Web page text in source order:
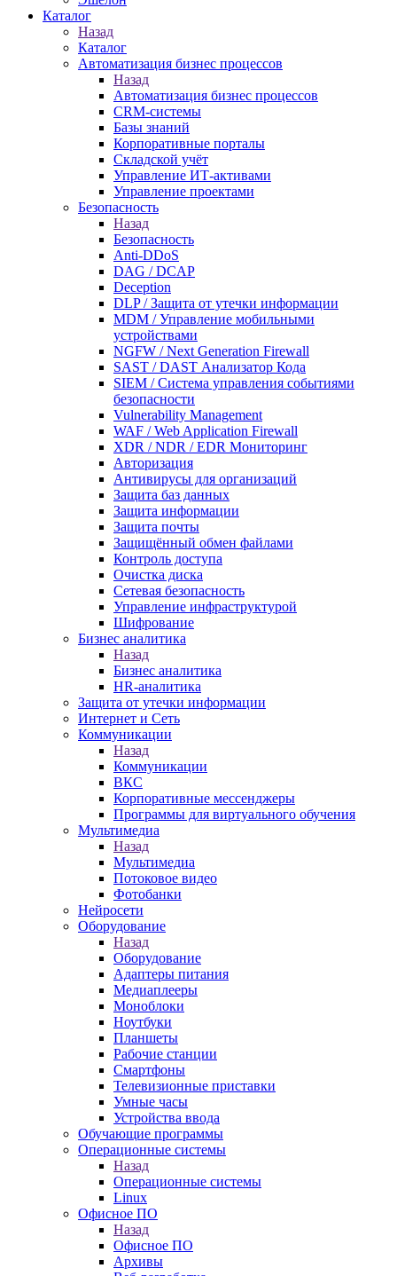
Каталог
Назад
Каталог
Автоматизация бизнес процессов
Назад
Автоматизация бизнес процессов
CRM-системы
Базы знаний
Корпоративные порталы
Складской учёт
Управление ИТ-активами
Управление проектами
Безопасность
Назад
Безопасность
Anti-DDoS
DAG / DCAP
Deception
DLP / Защита от утечки информации
MDM / Управление мобильными
устройствами
NGFW / Next Generation Firewall
SAST / DAST Анализатор Кода
SIEM / Система управления событиями
безопасности
Vulnerability Management
WAF / Web Application Firewall
XDR / NDR / EDR Мониторинг
Авторизация
Антивирусы для организаций
Защита баз данных
Защита информации
Защита почты
Защищённый обмен файлами
Контроль доступа
Очистка диска
Сетевая безопасность
Управление инфраструктурой
Шифрование
Бизнес аналитика
Назад
Бизнес аналитика
HR-аналитика
Защита от утечки информации
Интернет и Сеть
Коммуникации
Назад
Коммуникации
ВКС
Корпоративные мессенджеры
Программы для виртуального обучения
Мультимедиа
Назад
Мультимедиа
Потоковое видео
Фотобанки
Нейросети
Оборудование
Назад
Оборудование
Адаптеры питания
Медиаплееры
Моноблоки
Ноутбуки
Планшеты
Рабочие станции
Смартфоны
Телевизионные приставки
Умные часы
Устройства ввода
Обучающие программы
Операционные системы
Назад
Операционные системы
Linux
Офисное ПО
Назад
Офисное ПО
Архивы